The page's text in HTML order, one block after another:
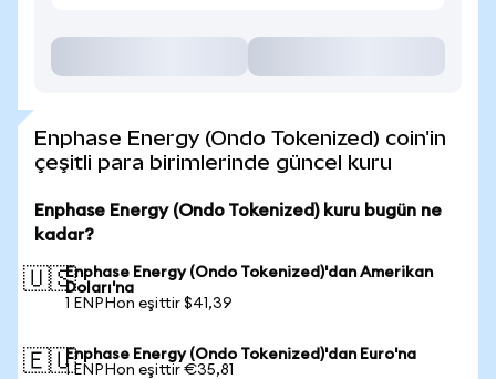
Enphase Energy (Ondo Tokenized) coin'in
çeşitli para birimlerinde güncel kuru
Enphase Energy (Ondo Tokenized) kuru bugün ne
kadar?
🇺🇸Enphase Energy (Ondo Tokenized)'dan Amerikan
Doları'na
1 ENPHon eşittir $41,39
🇪🇺Enphase Energy (Ondo Tokenized)'dan Euro'na
1 ENPHon eşittir €35,81